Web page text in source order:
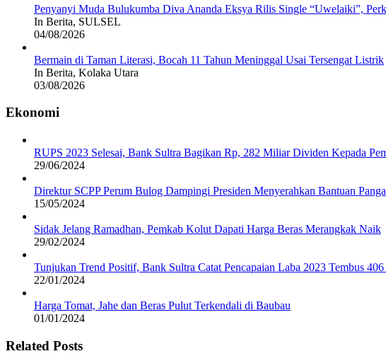
Penyanyi Muda Bulukumba Diva Ananda Eksya Rilis Single “Uwelaiki”,
In Berita, SULSEL
04/08/2026
Bermain di Taman Literasi, Bocah 11 Tahun Meninggal Usai Tersengat Listrik
In Berita, Kolaka Utara
03/08/2026
Ekonomi
RUPS 2023 Selesai, Bank Sultra Bagikan Rp, 282 Miliar Dividen Kepada
29/06/2024
Direktur SCPP Perum Bulog Dampingi Presiden Menyerahkan Bantuan
15/05/2024
Sidak Jelang Ramadhan, Pemkab Kolut Dapati Harga Beras Merangkak Naik
29/02/2024
Tunjukan Trend Positif, Bank Sultra Catat Pencapaian Laba 2023 Tembus
22/01/2024
Harga Tomat, Jahe dan Beras Pulut Terkendali di Baubau
01/01/2024
Related Posts